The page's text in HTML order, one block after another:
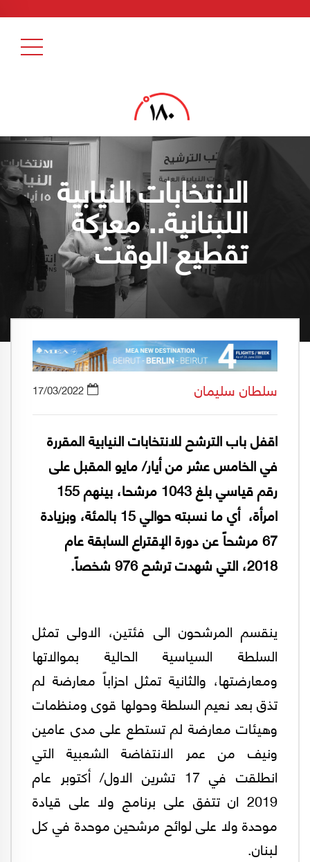
الانتخابات النيابية
اللبنانية.. معركة
تقطيع الوقت
سلطان سليمان 17/03/2022
اقفل باب الترشح للانتخابات النيابية المقررة
في الخامس عشر من أيار/ مايو المقبل على
رقم قياسي بلغ 1043 مرشحا، بينهم 155
امرأة، أي ما نسبته حوالي 15 بالمئة، وبزيادة
67 مرشحاً عن دورة الإقتراع السابقة عام
2018، التي شهدت ترشح 976 شخصاً.
ينقسم المرشحون الى فئتين، الاولى تمثل
السلطة السياسية الحالية بموالاتها
ومعارضتها، والثانية تمثل احزاباً معارضة لم
تذق بعد نعيم السلطة وحولها قوى ومنظمات
وهيئات معارضة لم تستطع على مدى عامين
ونيف من عمر الانتفاضة الشعبية التي
انطلقت في 17 تشرين الاول/ أكتوبر عام
2019 ان تتفق على برنامج ولا على قيادة
موحدة ولا على لوائح مرشحين موحدة في كل
لبنان.